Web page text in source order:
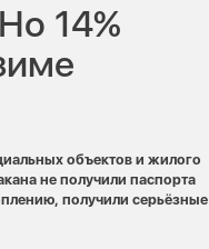
14%
объектов и жилого
не получили паспорта
получили серьёзные